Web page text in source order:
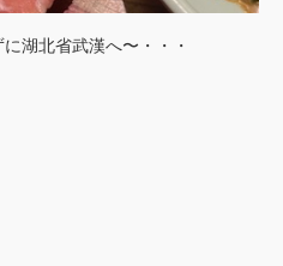
湖北省武漢へ〜・・・